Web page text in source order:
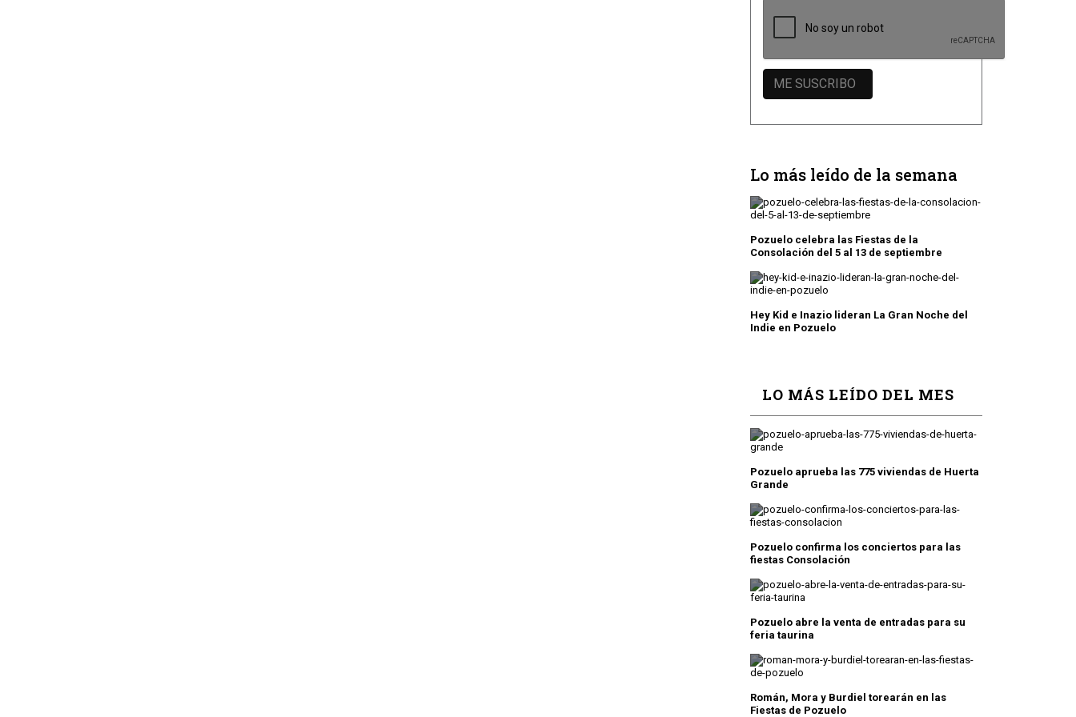
Lo más leído de la semana
Pozuelo celebra las Fiestas de la
Consolación del 5 al 13 de septiembre
Hey Kid e Inazio lideran La Gran Noche del
Indie en Pozuelo
LO MÁS LEÍDO DEL MES
Pozuelo aprueba las 775 viviendas de Huerta
Grande
Pozuelo confirma los conciertos para las
fiestas Consolación
Pozuelo abre la venta de entradas para su
feria taurina
Román, Mora y Burdiel torearán en las
Fiestas de Pozuelo